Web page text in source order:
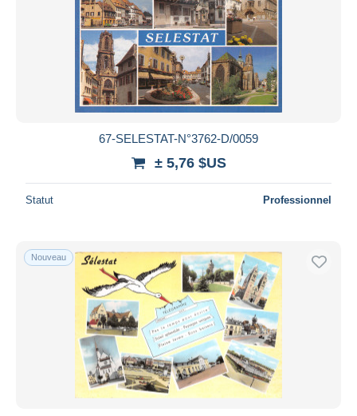
67-SELESTAT-N°3762-D/0059
± 5,76 $US
Statut Professionnel
Nouveau